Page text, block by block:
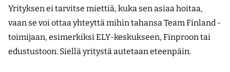
Yrityksen ei tarvitse miettiä, kuka sen asiaa hoitaa,
vaan se voi ottaa yhteyttä mihin tahansa Team Finland -
toimijaan, esimerkiksi ELY-keskukseen, Finproon tai
edustustoon. Siellä yritystä autetaan eteenpäin.